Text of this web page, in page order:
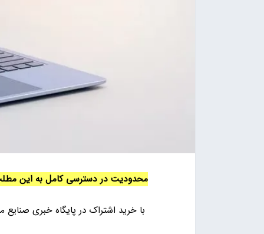
محدودیت در دسترسی کامل به این
با خرید اشتراک در پایگاه خبری